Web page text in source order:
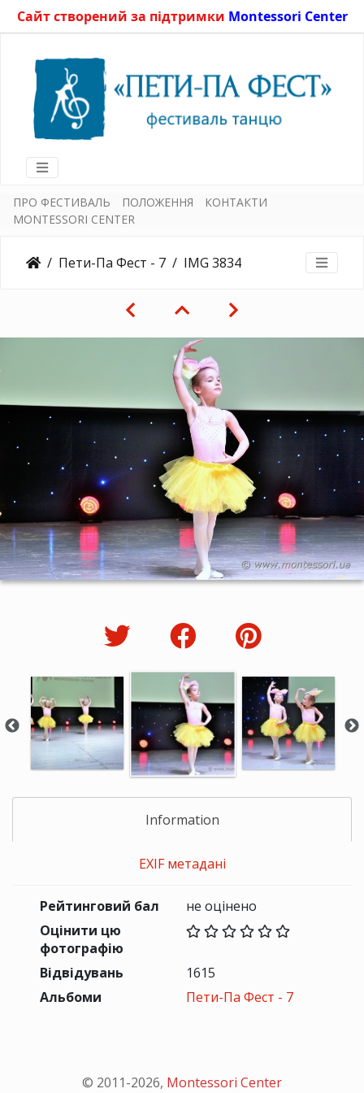
Сайт створений за підтримки Montessori Center
ПРО ФЕСТИВАЛЬ ПОЛОЖЕННЯ
КОНТАКТИ
MONTESSORI CENTER
Пети-Па Фест - 7 IMG 3834
Information
EXIF метадані
Рейтинговий бал
не оцінено
Оцінити цю
фотографію
Відвідувань
1615
Альбоми
Пети-Па Фест - 7
© 2011-2026, Montessori Center